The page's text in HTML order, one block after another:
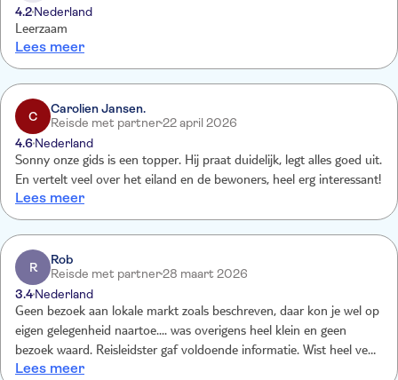
4.2Nederland
Leerzaam
Lees meer
C
Carolien Jansen.
Reisde met partner22 april 2026
4.6Nederland
Sonny onze gids is een topper. Hij praat duidelijk, legt alles goed uit.
En vertelt veel over het eiland en de bewoners, heel erg interessant!
Lees meer
R
Rob
Reisde met partner28 maart 2026
3.4Nederland
Geen bezoek aan lokale markt zoals beschreven, daar kon je wel op
eigen gelegenheid naartoe.... was overigens heel klein en geen
bezoek waard. Reisleidster gaf voldoende informatie. Wist heel veel
te vertellen. Lokale proeverij viel wat tegen....... maar wellicht liggen
Lees meer